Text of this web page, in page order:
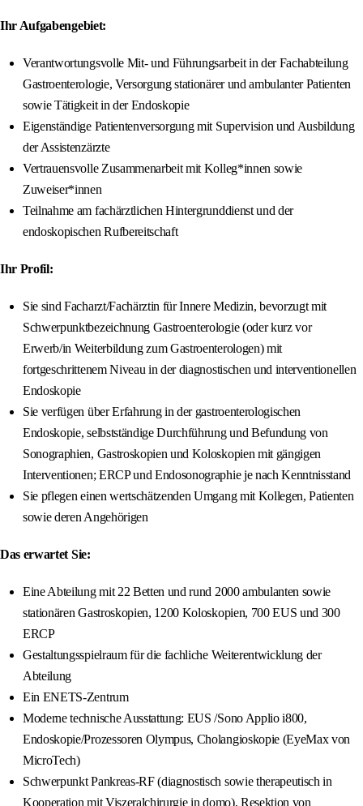
Ihr Aufgabengebiet:
Verantwortungsvolle Mit- und Führungsarbeit in der Fachabteilung
Gastroenterologie, Versorgung stationärer und ambulanter Patienten
sowie Tätigkeit in der Endoskopie
Eigenständige Patientenversorgung mit Supervision und Ausbildung
der Assistenzärzte
Vertrauensvolle Zusammenarbeit mit Kolleg*innen sowie
Zuweiser*innen
Teilnahme am fachärztlichen Hintergrunddienst und der
endoskopischen Rufbereitschaft
Ihr Profil:
Sie sind Facharzt/Fachärztin für Innere Medizin, bevorzugt mit
Schwerpunktbezeichnung Gastroenterologie (oder kurz vor
Erwerb/in Weiterbildung zum Gastroenterologen) mit
fortgeschrittenem Niveau in der diagnostischen und interventionellen
Endoskopie
Sie verfügen über Erfahrung in der gastroenterologischen
Endoskopie, selbstständige Durchführung und Befundung von
Sonographien, Gastroskopien und Koloskopien mit gängigen
Interventionen; ERCP und Endosonographie je nach Kenntnisstand
Sie pflegen einen wertschätzenden Umgang mit Kollegen, Patienten
sowie deren Angehörigen
Das erwartet Sie:
Eine Abteilung mit 22 Betten und rund 2000 ambulanten sowie
stationären Gastroskopien, 1200 Koloskopien, 700 EUS und 300
ERCP
Gestaltungsspielraum für die fachliche Weiterentwicklung der
Abteilung
Ein ENETS-Zentrum
Moderne technische Ausstattung: EUS /Sono Applio i800,
Endoskopie/Prozessoren Olympus, Cholangioskopie (EyeMax von
MicroTech)
Schwerpunkt Pankreas-RF (diagnostisch sowie therapeutisch in
Kooperation mit Viszeralchirurgie in domo), Resektion von